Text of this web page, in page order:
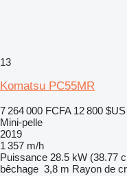
13
Komatsu PC55MR
7 264 000 FCFA 12 800 $US
Mini-pelle
2019
1 357 m/h
Puissance 28.5 kW (38.77
bêchage 3,8 m Rayon de